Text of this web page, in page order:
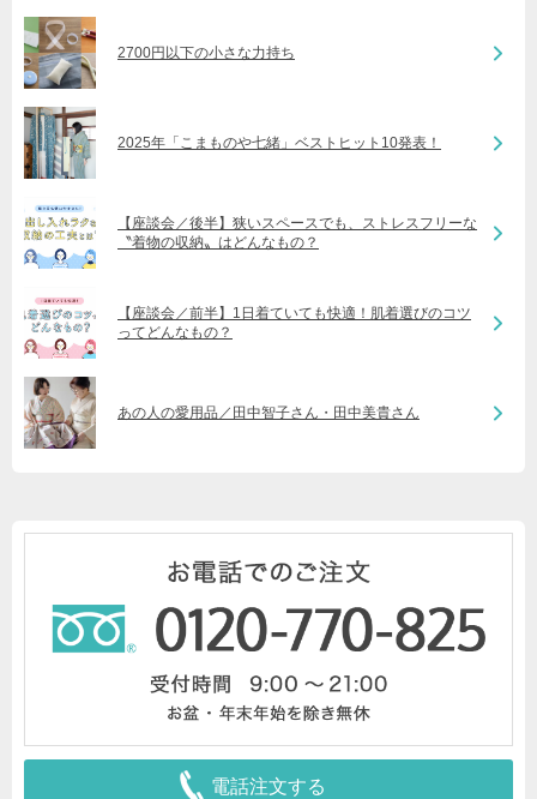
2700円以下の小さな力持ち
2025年「こまものや七緒」ベストヒット10発表！
【座談会／後半】狭いスペースでも、ストレスフリーな
〝着物の収納〟はどんなもの？
【座談会／前半】1日着ていても快適！肌着選びのコツ
ってどんなもの？
あの人の愛用品／田中智子さん・田中美貴さん
電話注文する